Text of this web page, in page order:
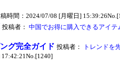
時間：2024/07/08 [月曜日]
投稿者： 中国でお得に購入できるアイテ
グ完全ガイド 投稿者：
トレンドを